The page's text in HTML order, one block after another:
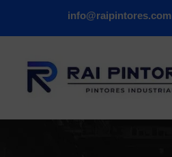
info@raipintores.com